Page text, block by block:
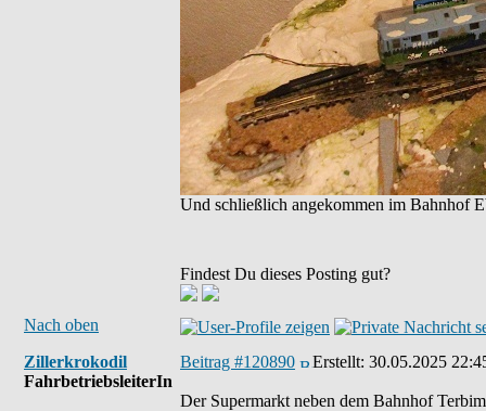
Und schließlich angekommen im Bahnhof
Findest Du dieses Posting gut?
Nach oben
Zillerkrokodil
FahrbetriebsleiterIn
Beitrag #120890 Erstellt: 30.05.2025
Der Supermarkt neben dem Bahnhof